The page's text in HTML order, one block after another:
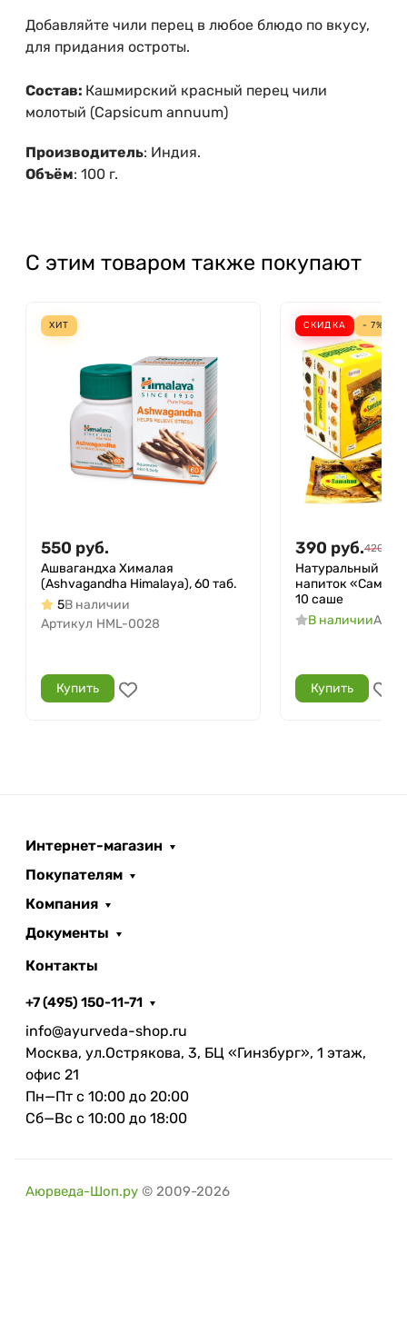
Добавляйте чили перец в любое блюдо по вкусу,
для придания остроты.
Состав: Кашмирский красный перец чили
молотый (Capsicum annuum)
Производитель: Индия.
Объём: 100 г.
С этим товаром также покупают
ХИТ
550 руб.
Ашвагандха Хималая
(Ashvagandha Himalaya), 60 таб.
5В наличии
Артикул HML-0028
Купить
СКИДКА - 7%
390 руб.420
Натуральный
напиток
10 саше
В наличии
Купить
Интернет-магазин
Покупателям
Компания
Документы
Контакты
+7 (495) 150-11-71
info@ayurveda-shop.ru
Москва, ул.Острякова, 3, БЦ «Гинзбург», 1 этаж,
офис 21
Пн—Пт с 10:00 до 20:00
Сб—Вс с 10:00 до 18:00
Аюрведа-Шоп.ру © 2009-2026